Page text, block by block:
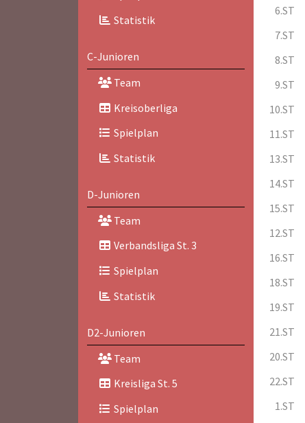
Statistik
C-Junioren
Team
Kreisoberliga
Spielplan
Statistik
D-Junioren
Team
Verbandsliga St. 3
Spielplan
Statistik
D2-Junioren
Team
Kreisliga St. 5
Spielplan
6.ST
7.ST
8.ST
9.ST
10.ST
11.ST
13.ST
14.ST
15.ST
12.ST
16.ST
18.ST
19.ST
21.ST
20.ST
22.ST
1.ST